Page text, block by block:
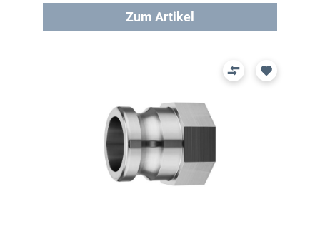
Zum Artikel